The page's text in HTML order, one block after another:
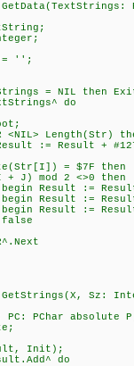
'';
\\ Счётчик
\\
= NIL then
do
<NIL>
:= Result +
= $7F
mod 2 <>0
:= Result +
Result := Result
Result := Result
\\ Всё это
GetStrings(X, Sz:
PC: PChar absolute
Init);
do